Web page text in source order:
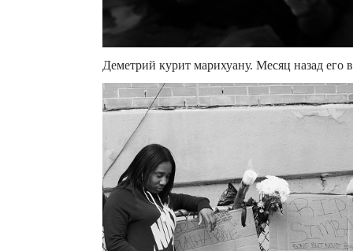
Деметрий курит марихуану. Месяц назад